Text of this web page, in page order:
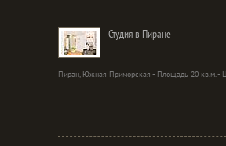
Студия в Пиране
Пиран, Южная Приморская - Площадь 20 кв.м. -